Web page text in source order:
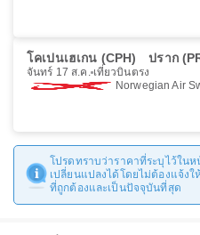
โคเปนเฮเกน (CPH) ปราก
จันทร์ 17 ส.ค. เที่ยวบินตรง
Norwegian Air
โปรดทราบว่าราคาที่ระบุไว้ใน
เปลี่ยนแปลงได้โดยไม่ต้องแจ้ง
ที่ถูกต้องและเป็นปัจจุบันที่สุด